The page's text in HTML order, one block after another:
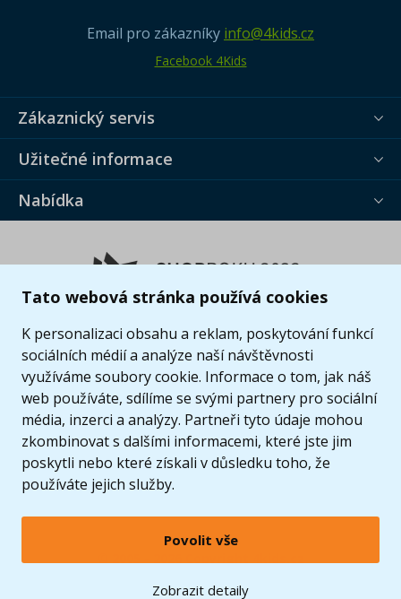
Tato webová stránka používá cookies
K personalizaci obsahu a reklam, poskytování funkcí
sociálních médií a analýze naší návštěvnosti
využíváme soubory cookie. Informace o tom, jak náš
web používáte, sdílíme se svými partnery pro sociální
média, inzerci a analýzy. Partneři tyto údaje mohou
zkombinovat s dalšími informacemi, které jste jim
poskytli nebo které získali v důsledku toho, že
používáte jejich služby.
Povolit vše
Zobrazit detaily
Email pro zákazníky info@4kids.cz
Facebook 4Kids
Zákaznický servis
Užitečné informace
Nabídka
LEGO, logo LEGO a minifigurka jsou ochrannými známkami společnosti LEGO Group. ©
2024 The LEGO Group.